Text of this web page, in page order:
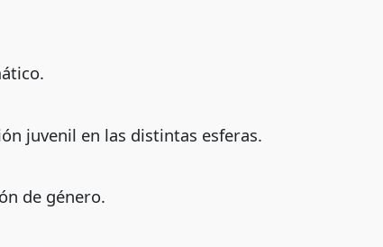
juvenil en las distintas esferas.
de género.